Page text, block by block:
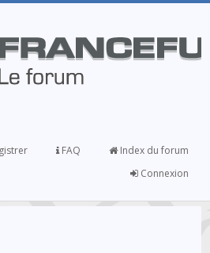
Index du forum
FAQ
Connexion